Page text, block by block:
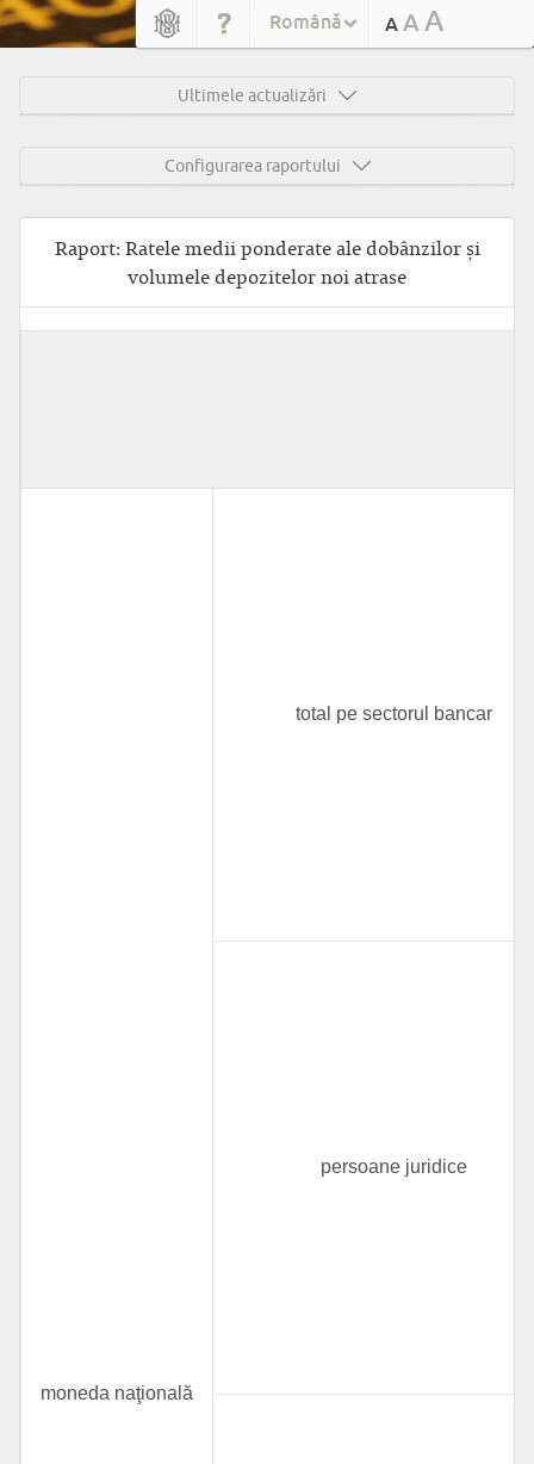
Română A AA
Ultimele actualizări
Configurarea raportului
Raport: Ratele medii ponderate ale dobânzilor și
volumele depozitelor noi atrase